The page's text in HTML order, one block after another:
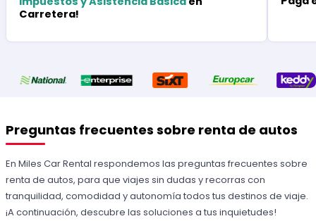
Carretera!
Preguntas frecuentes sobre renta de autos
En Miles Car Rental respondemos las preguntas frecuentes sobre
renta de autos, para que viajes sin dudas y recorras con
tranquilidad, comodidad y autonomía todos tus destinos de viaje.
¡A continuación, descubre las soluciones a tus inquietudes!